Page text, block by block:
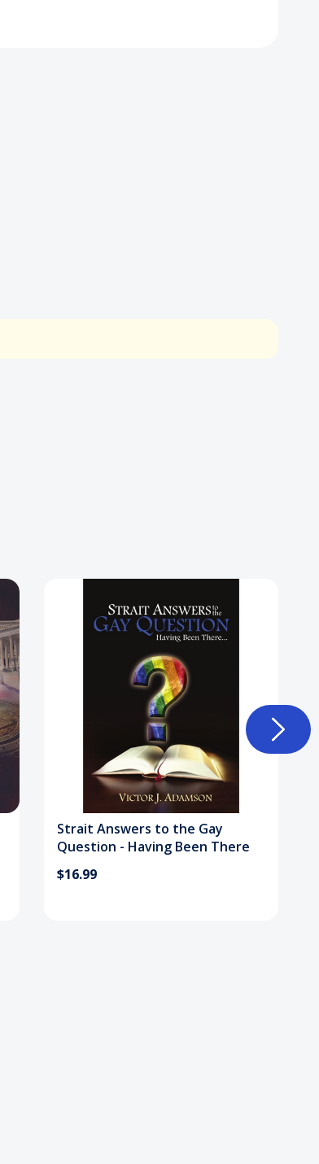
Strait Answers to the Gay
Question - Having Been There
$16.99